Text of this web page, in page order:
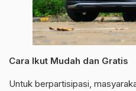
Cara Ikut Mudah dan Gratis
Untuk berpartisipasi,